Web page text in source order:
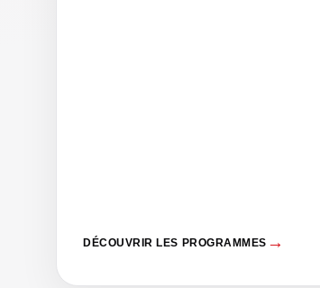
DÉCOUVRIR LES PROGRAMMES